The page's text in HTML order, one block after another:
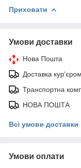
Приховати
Умови доставки
Нова Пошта
Доставка кур'єром
Транспортна
НОВА ПОШТА
Всі умови доставки
Умови оплати